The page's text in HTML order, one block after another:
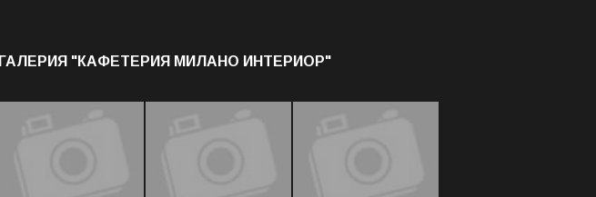
ГАЛЕРИЯ "КАФЕТЕРИЯ МИЛАНО ИНТЕРИОР"